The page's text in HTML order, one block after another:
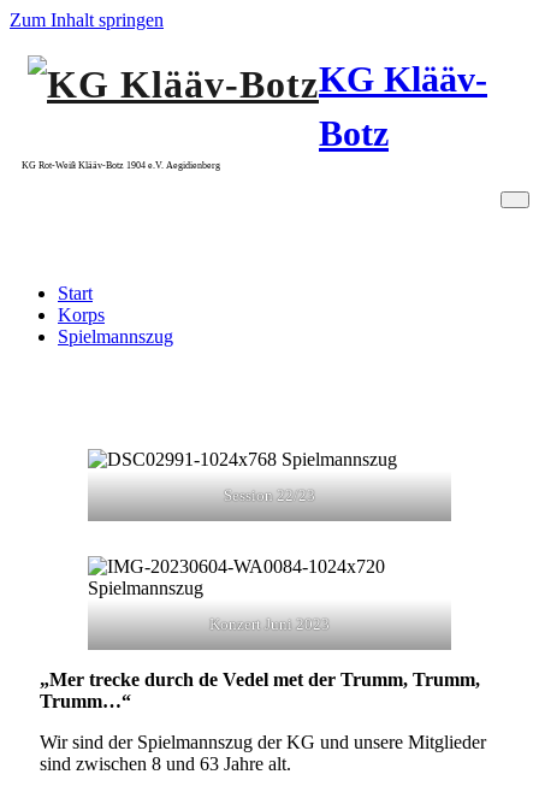
Zum Inhalt springen
KG Klääv-
Botz
KG Rot-Weiß Klääv-Botz 1904 e.V. Aegidienberg
Start
Korps
Spielmannszug
Session 22/23
Konzert Juni 2023
„Mer trecke durch de Vedel met der Trumm, Trumm,
Trumm…“
Wir sind der Spielmannszug der KG und unsere Mitglieder
sind zwischen 8 und 63 Jahre alt.